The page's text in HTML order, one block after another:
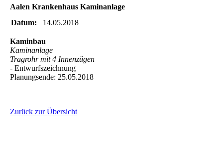
Aalen Krankenhaus Kaminanlage
Datum:
14.05.2018
Kaminbau
Kaminanlage
Tragrohr mit 4 Innenzügen
- Entwurfszeichnung
Planungsende: 25.05.2018
Zurück zur Übersicht